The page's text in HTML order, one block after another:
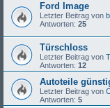
Ford Image
Letzter Beitrag von
Antworten: 25
Türschloss
Letzter Beitrag von
Antworten: 12
Autoteile
Letzter Beitrag von
Antworten: 5